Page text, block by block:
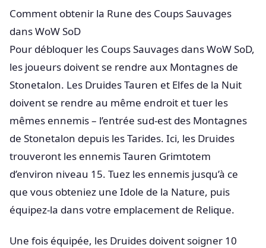
Comment obtenir la Rune des Coups Sauvages
dans WoW SoD
Pour débloquer les Coups Sauvages dans WoW SoD,
les joueurs doivent se rendre aux Montagnes de
Stonetalon. Les Druides Tauren et Elfes de la Nuit
doivent se rendre au même endroit et tuer les
mêmes ennemis – l’entrée sud-est des Montagnes
de Stonetalon depuis les Tarides. Ici, les Druides
trouveront les ennemis Tauren Grimtotem
d’environ niveau 15. Tuez les ennemis jusqu’à ce
que vous obteniez une Idole de la Nature, puis
équipez-la dans votre emplacement de Relique.
Une fois équipée, les Druides doivent soigner 10